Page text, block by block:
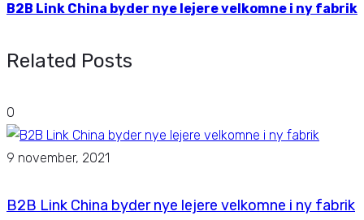
B2B Link China byder nye lejere velkomne i ny fabrik
Related Posts
0
9 november, 2021
B2B Link China byder nye lejere velkomne i ny fabrik